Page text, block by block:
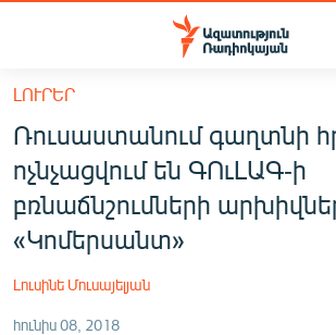
Մատչելիության
հիմնական
բովանդակությանը
Անցնել
հիմնական
մենյուին
Որոնում
ՔԱՂԱՔԱԿԱՆ
ԸՆՏՐՈՒԹՅՈՒՆՆԵՐ 2026
ԼՈՒՐԵՐ
Ռուսաստանում գաղտնի
ոչնչացվում են ԳՈւԼԱԳ-ի
բռնաճնշումների
«Կոմերսանտ»
Լուսինե Մուսայելյան
հունիս 08, 2018